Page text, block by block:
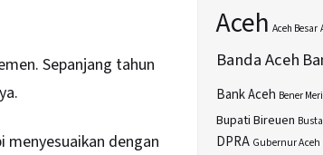
Sepanjang tahun
dengan
Aceh Aceh Besar
Banda Aceh
Bank Aceh Bener
Bupati Bireuen
DPRA Gubernur Aceh